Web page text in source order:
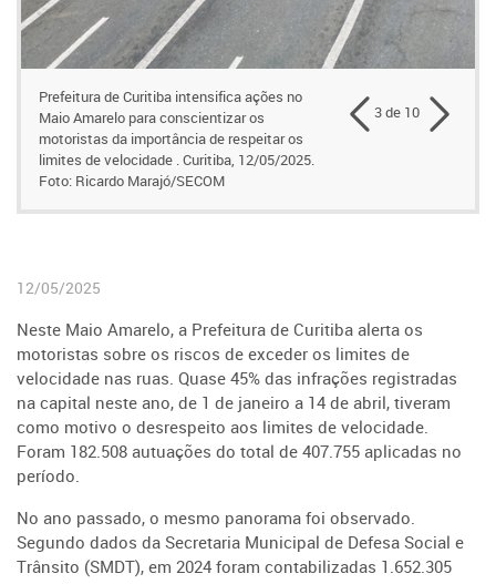
Prefeitura de Curitiba intensifica ações no
Maio Amarelo para conscientizar os
motoristas da importância de respeitar os
limites de velocidade . Curitiba, 12/05/2025.
Foto: Ricardo Marajó/SECOM
3 de 10
12/05/2025
Neste Maio Amarelo, a Prefeitura de Curitiba alerta os
motoristas sobre os riscos de exceder os limites de
velocidade nas ruas. Quase 45% das infrações registradas
na capital neste ano, de 1 de janeiro a 14 de abril, tiveram
como motivo o desrespeito aos limites de velocidade.
Foram 182.508 autuações do total de 407.755 aplicadas no
período.
No ano passado, o mesmo panorama foi observado.
Segundo dados da Secretaria Municipal de Defesa Social e
Trânsito (SMDT), em 2024 foram contabilizadas 1.652.305